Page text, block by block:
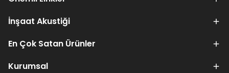
İnşaat Akustiği
En Çok Satan Ürünler
Kurumsal